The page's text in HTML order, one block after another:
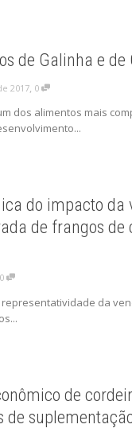
de Galinha e
2017, 0
dos alimentos mais
do impacto
de frangos
0
da
de
de